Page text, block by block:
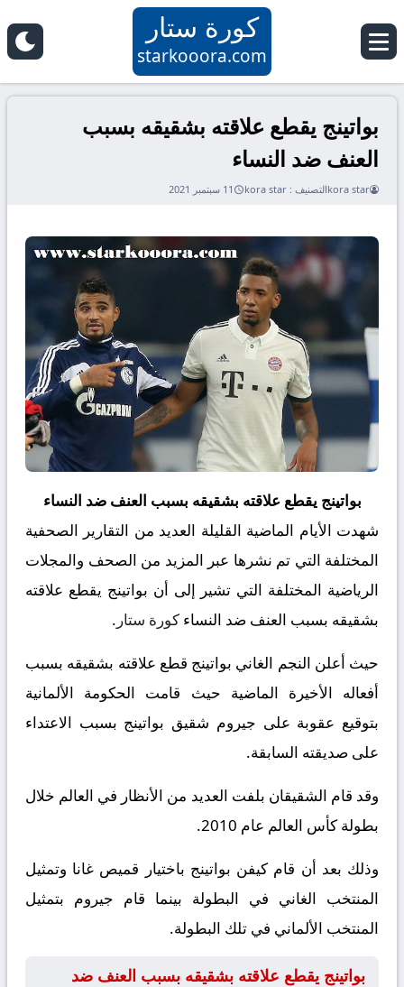
كورة ستار
starkooora.com
بواتينج يقطع علاقته بشقيقه بسبب
العنف ضد النساء
kora starالتصنيف : kora star 11 سبتمبر 2021
بواتينج يقطع علاقته بشقيقه بسبب العنف ضد النساء
شهدت الأيام الماضية القليلة العديد من التقارير الصحفية
المختلفة التي تم نشرها عبر المزيد من الصحف والمجلات
الرياضية المختلفة التي تشير إلى أن بواتينج يقطع علاقته
بشقيقه بسبب العنف ضد النساء كورة ستار .
حيث أعلن النجم الغاني بواتينج قطع علاقته بشقيقه بسبب
أفعاله الأخيرة الماضية حيث قامت الحكومة الألمانية
بتوقيع عقوبة على جيروم شقيق بواتينج بسبب الاعتداء
على صديقته السابقة.
وقد قام الشقيقان بلفت العديد من الأنظار في العالم خلال
بطولة كأس العالم عام 2010.
وذلك بعد أن قام كيفن بواتينج باختيار قميص غانا وتمثيل
المنتخب الغاني في البطولة بينما قام جيروم بتمثيل
المنتخب الألماني في تلك البطولة.
بواتينج يقطع علاقته بشقيقه بسبب العنف ضد